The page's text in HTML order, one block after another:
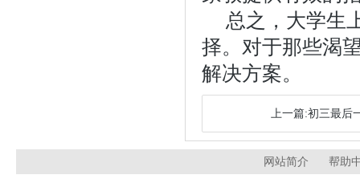
总之，大学生
择。对于那些渴
解决方案。
上一篇:初三最后
网站简介 帮助